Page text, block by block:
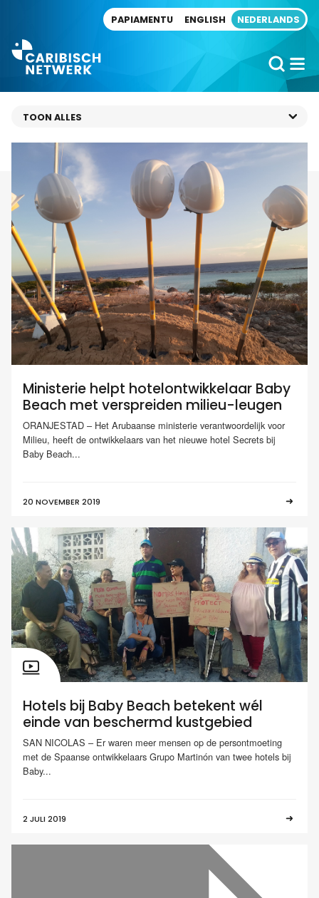
PAPIAMENTU ENGLISH NEDERLANDS
Ministerie helpt hotelontwikkelaar Baby
Beach met verspreiden milieu-leugen
ORANJESTAD – Het Arubaanse ministerie verantwoordelijk voor
Milieu, heeft de ontwikkelaars van het nieuwe hotel Secrets bij
Baby Beach...
20 NOVEMBER 2019
Hotels bij Baby Beach betekent wél
einde van beschermd kustgebied
SAN NICOLAS – Er waren meer mensen op de persontmoeting
met de Spaanse ontwikkelaars Grupo Martinón van twee hotels bij
Baby...
2 JULI 2019